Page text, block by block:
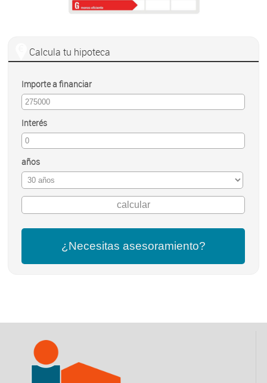
Calcula tu hipoteca
Importe a financiar
Interés
años
¿Necesitas asesoramiento?